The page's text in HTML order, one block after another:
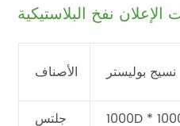
نفخ البلاستيكية
الأصناف نسيج بوليستر
جلتس
1000D *